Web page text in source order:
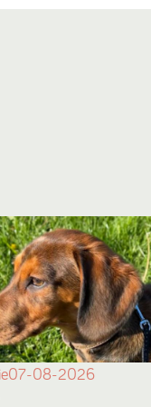
07-08-2026